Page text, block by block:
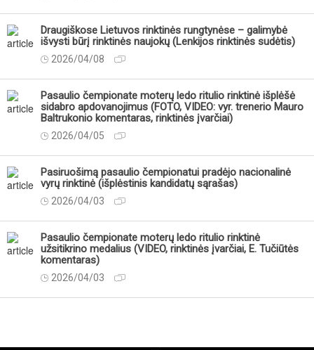
Draugiškose Lietuvos rinktinės rungtynėse – galimybė
išvysti būrį rinktinės naujokų (Lenkijos rinktinės sudėtis)
2026/04/08
Pasaulio čempionate moterų ledo ritulio rinktinė išplėšė
sidabro apdovanojimus (FOTO, VIDEO: vyr. trenerio Mauro
Baltrukonio komentaras, rinktinės įvarčiai)
2026/04/05
Pasiruošimą pasaulio čempionatui pradėjo nacionalinė
vyrų rinktinė (išplėstinis kandidatų sąrašas)
2026/04/03
Pasaulio čempionate moterų ledo ritulio rinktinė
užsitikrino medalius (VIDEO, rinktinės įvarčiai, E. Tučiūtės
komentaras)
2026/04/03